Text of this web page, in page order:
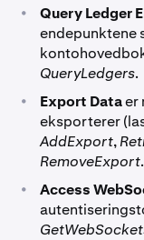
• Query Ledger
endepunktene
QueryLedgers.
• Export Dataer
eksporterer
AddExport,
RemoveExport.
• Access